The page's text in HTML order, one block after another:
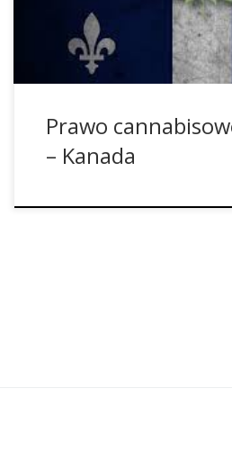
dostępny do kupienia. Nie
takie produkty […]
Prawo
– Kanada